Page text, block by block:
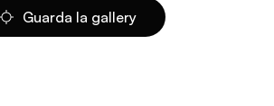
Guarda la gallery